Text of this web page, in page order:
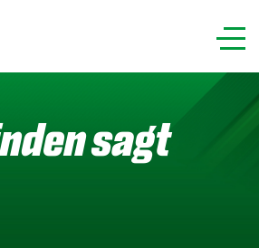
sagt